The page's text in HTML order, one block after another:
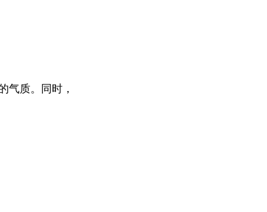
气质。同时，